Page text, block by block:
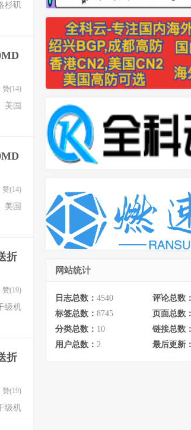
杉矶
赞(14)
美国
赞(14)
美国
折
赞(19)
级机
折
赞(19)
级机
网站统计
日志总数： 4540 评论总数：
标签总数： 8745 页面总数：
分类总数： 10 链接总数：
用户总数： 2 最后更新：